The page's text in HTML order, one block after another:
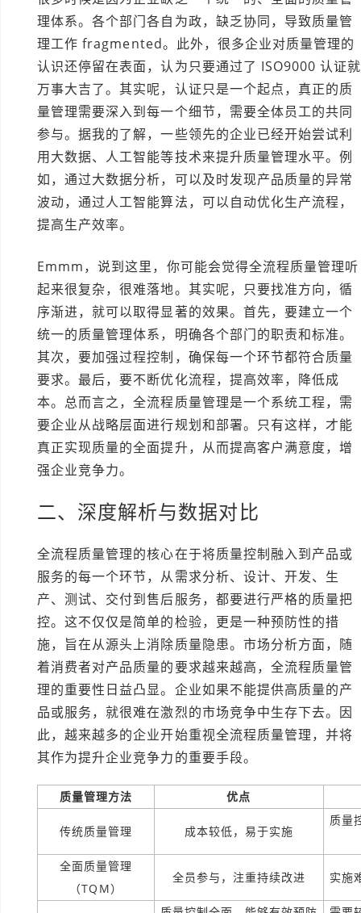
理体系。各个部门各自为政，缺乏协同，导致质量管
理工作 fragmented。此外，很多企业对质量管理的
认识还停留在表面，认为只要通过了 ISO9000 认证就
万事大吉了。其实呢，认证只是一个起点，真正的质
量管理需要深入到每一个细节，需要全体员工的共同
参与。据我的了解，一些领先的企业已经开始尝试利
用大数据、人工智能等技术来提升质量管理水平。例
如，通过大数据分析，可以及时发现产品质量的异常
波动，通过人工智能算法，可以自动优化生产流程，
提高生产效率。
Emmm，说到这里，你可能会觉得全流程质量管理听
起来很复杂，很难落地。其实呢，只要找准方向，循
序渐进，就可以取得显著的效果。首先，要建立一个
统一的质量管理体系，明确各个部门的职责和标准。
其次，要加强过程控制，确保每一个环节都符合质量
要求。最后，要不断优化流程，提高效率，降低成
本。总而言之，全流程质量管理是一个系统工程，需
要企业从战略层面进行规划和部署。只有这样，才能
真正实现质量的全面提升，从而提高客户满意度，增
强企业竞争力。
二、深度解析与数据对比
全流程质量管理的核心在于将质量控制融入到产品或
服务的每一个环节，从需求分析、设计、开发、生
产、测试、交付到售后服务，都要进行严格的质量把
控。这不仅仅是简单的检验，更是一种预防性的措
施，旨在从源头上消除质量隐患。市场分析方面，随
着消费者对产品质量的要求越来越高，全流程质量管
理的重要性日益凸显。企业如果不能提供高质量的产
品或服务，就很难在激烈的市场竞争中生存下去。因
此，越来越多的企业开始重视全流程质量管理，并将
其作为提升企业竞争力的重要手段。
质量管理方法 优点
传统质量管理 成本较低，易于实施
质量
全面质量管理
（TQM）
全员参与，注重持续改进 实施